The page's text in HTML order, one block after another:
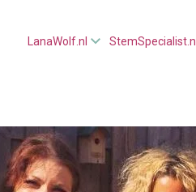
LanaWolf.nl StemSpecialist.nl